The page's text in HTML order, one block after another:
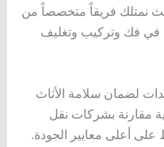
نمتلك فريقاً متخصصاً من
في فك وتركيب وتغليف
لضمان سلامة الأثاث
مقارنة بشركات نقل
أعلى معايير الجودة.